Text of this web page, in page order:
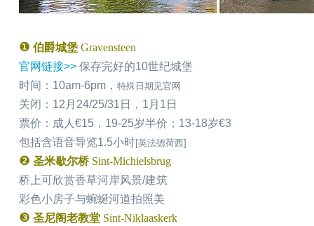
❶ 伯爵城堡 Gravensteen
官网链接>> 保存完好的10世纪城堡
时间：10am-6pm， 特殊日期见官网
关闭：12月24/25/31日，1月1日
票价：成人€15，19-25岁半价；13-18岁€3
包括含语音导览1.5小时[英法德荷西]
❷ 圣米歇尔桥 Sint-Michielsbrug
桥上可欣赏香草河岸风景/建筑
彩色小房子与蜿蜒河道拍照美
❸ 圣尼阁老教堂 Sint-Niklaaskerk